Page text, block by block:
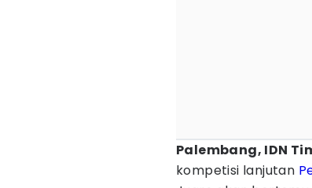
Palembang, IDN
kompetisi lanjutan